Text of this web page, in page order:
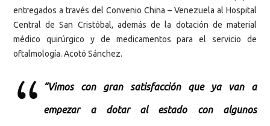
entregados a través del Convenio China – Venezuela al Hospital
Central de San Cristóbal, además de la dotación de material
médico quirúrgico y de medicamentos para el servicio de
oftalmología. Acotó Sánchez.
“Vimos con gran satisfacción que ya van a
empezar a dotar al estado con algunos